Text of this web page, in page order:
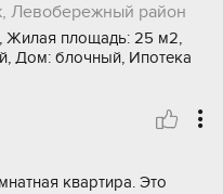
Левобережный район
Жилая площадь: 25 м2,
Дом: блочный, Ипотека
квaртиpа. Это